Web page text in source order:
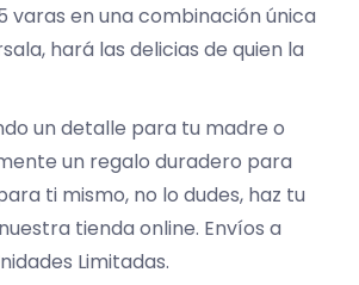
varas en una combinación única
hará las delicias de quien la
un detalle para tu madre o
un regalo duradero para
ti mismo, no lo dudes, haz tu
tienda online. Envíos a
Limitadas.